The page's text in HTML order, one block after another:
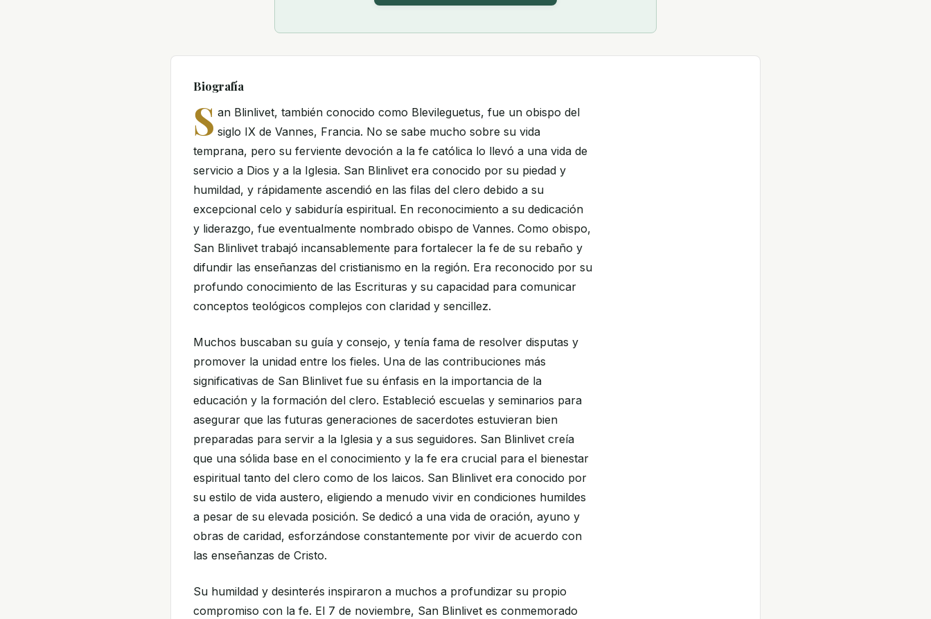
Biografía
S an Blinlivet, también conocido como Blevileguetus, fue un obispo del
siglo IX de Vannes, Francia. No se sabe mucho sobre su vida
temprana, pero su ferviente devoción a la fe católica lo llevó a una vida de
servicio a Dios y a la Iglesia. San Blinlivet era conocido por su piedad y
humildad, y rápidamente ascendió en las filas del clero debido a su
excepcional celo y sabiduría espiritual. En reconocimiento a su dedicación
y liderazgo, fue eventualmente nombrado obispo de Vannes. Como obispo,
San Blinlivet trabajó incansablemente para fortalecer la fe de su rebaño y
difundir las enseñanzas del cristianismo en la región. Era reconocido por su
profundo conocimiento de las Escrituras y su capacidad para comunicar
conceptos teológicos complejos con claridad y sencillez.
Muchos buscaban su guía y consejo, y tenía fama de resolver disputas y
promover la unidad entre los fieles. Una de las contribuciones más
significativas de San Blinlivet fue su énfasis en la importancia de la
educación y la formación del clero. Estableció escuelas y seminarios para
asegurar que las futuras generaciones de sacerdotes estuvieran bien
preparadas para servir a la Iglesia y a sus seguidores. San Blinlivet creía
que una sólida base en el conocimiento y la fe era crucial para el bienestar
espiritual tanto del clero como de los laicos. San Blinlivet era conocido por
su estilo de vida austero, eligiendo a menudo vivir en condiciones humildes
a pesar de su elevada posición. Se dedicó a una vida de oración, ayuno y
obras de caridad, esforzándose constantemente por vivir de acuerdo con
las enseñanzas de Cristo.
Su humildad y desinterés inspiraron a muchos a profundizar su propio
compromiso con la fe. El 7 de noviembre, San Blinlivet es conmemorado